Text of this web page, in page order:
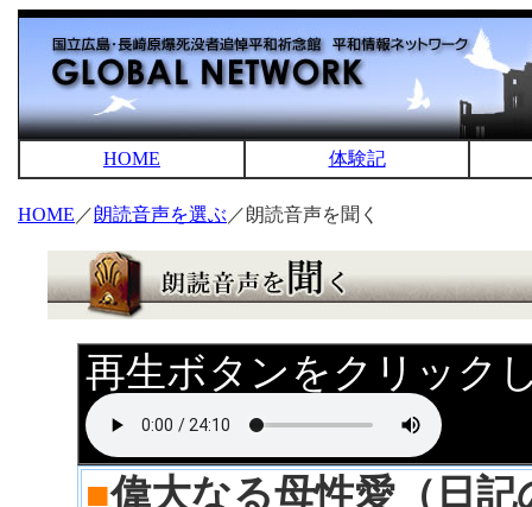
HOME 体験記
HOME ／朗読音声を選ぶ ／朗読音声を聞く
再生ボタンをクリック
■偉大なる母性愛（日